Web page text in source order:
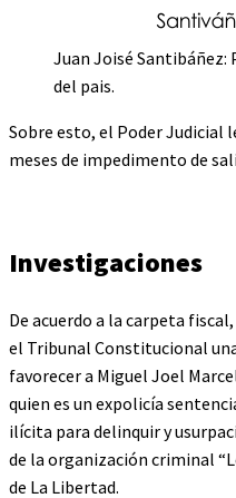
Juan Joisé Santibáñez:
del pais.
Sobre esto, el Poder Judicial
meses de impedimento de
Investigaciones
De acuerdo a la carpeta
el Tribunal Constitucional
favorecer a Miguel Joel
quien es un expolicía
ilícita para delinquir y
de la organización criminal
de La Libertad.